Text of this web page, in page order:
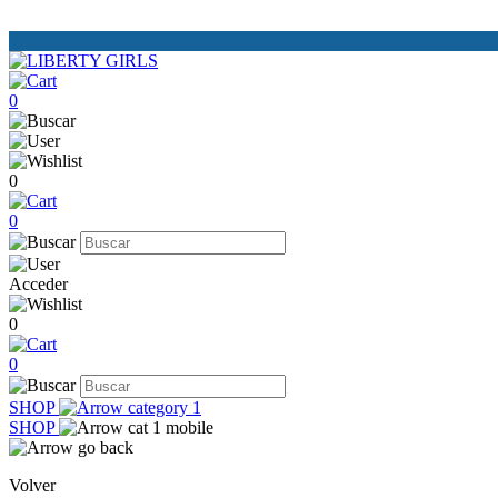
0
0
0
Acceder
0
0
SHOP
SHOP
Volver